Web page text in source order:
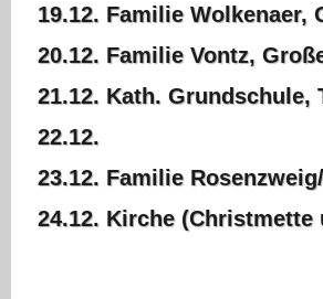
19.12. Familie Wolkenaer,
20.12. Familie Vontz,
21.12. Kath. Grundschule,
22.12.
23.12. Familie
24.12. Kirche (Christmette